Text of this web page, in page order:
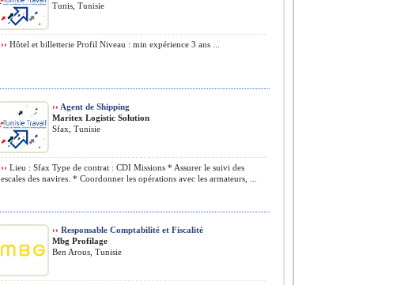
Tunis, Tunisie
›› Hôtel et billetterie Profil Niveau : min expérience 3 ans ...
›› Agent de Shipping
Maritex Logistic Solution
Sfax, Tunisie
›› Lieu : Sfax Type de contrat : CDI Missions * Assurer le suivi des
escales des navires. * Coordonner les opérations avec les armateurs, ...
›› Responsable Comptabilité et Fiscalité
Mbg Profilage
Ben Arous, Tunisie